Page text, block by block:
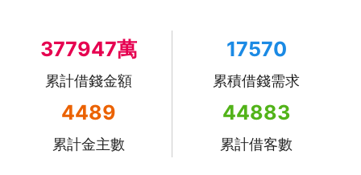
377947萬
累計借錢金額
17570
累積借錢需求
4489
累計金主數
44883
累計借客數